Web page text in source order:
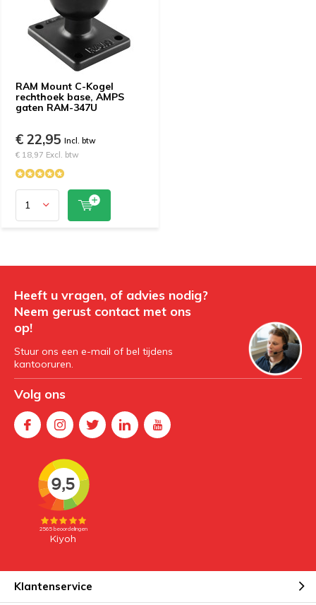
RAM Mount C-Kogel
rechthoek base, AMPS
gaten RAM-347U
€ 22,95 Incl. btw
€ 18,97 Excl. btw
Heeft u vragen, of advies nodig?
Neem gerust contact met ons
op!
Stuur ons een e-mail of bel tijdens
kantooruren.
Volg ons
Klantenservice